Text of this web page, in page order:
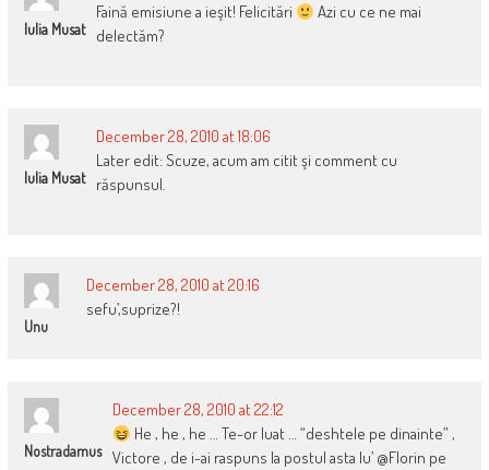
Iulia Musat
Faină emisiune a ieşit! Felicitări
Azi cu ce ne mai
delectăm?
Iulia Musat
December 28, 2010 at 18:06
Later edit: Scuze, acum am citit şi comment cu
răspunsul.
Unu
December 28, 2010 at 20:16
sefu’,suprize?!
Nostradamus
December 28, 2010 at 22:12
He , he , he … Te-or luat … “deshtele pe dinainte” ,
Victore , de i-ai raspuns la postul asta lu’ @Florin pe